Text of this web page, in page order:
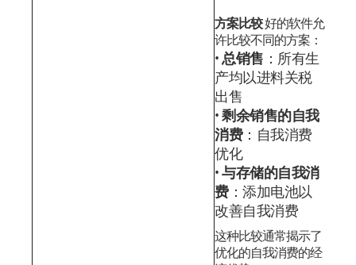
方案比较好的软件允
许比较不同的方案：
总销售 ：所有生
产均以进料关税
出售
剩余销售的自我
消费：自我消费
优化
与存储的自我消
费：添加电池以
改善自我消费
这种比较通常揭示了
优化的自我消费的经